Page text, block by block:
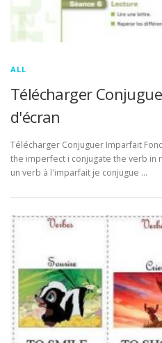
ALL
Télécharger
d'écran
Télécharger Conjuguer Imparfait
the imperfect i conjugate the verb in
un verb à l'imparfait je conjugue …